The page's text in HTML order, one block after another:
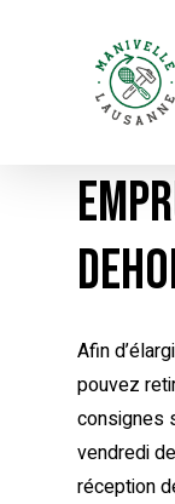
Afin
pouvez
consignes
vendredi
réception